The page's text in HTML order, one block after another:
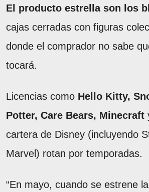
El producto estrella son los
cajas cerradas con figuras
donde el comprador no sabe
tocará.
Licencias como Hello Kitty,
Potter, Care Bears, Minecraft
cartera de Disney (incluyendo
Marvel) rotan por temporadas.
“En mayo, cuando se estrene